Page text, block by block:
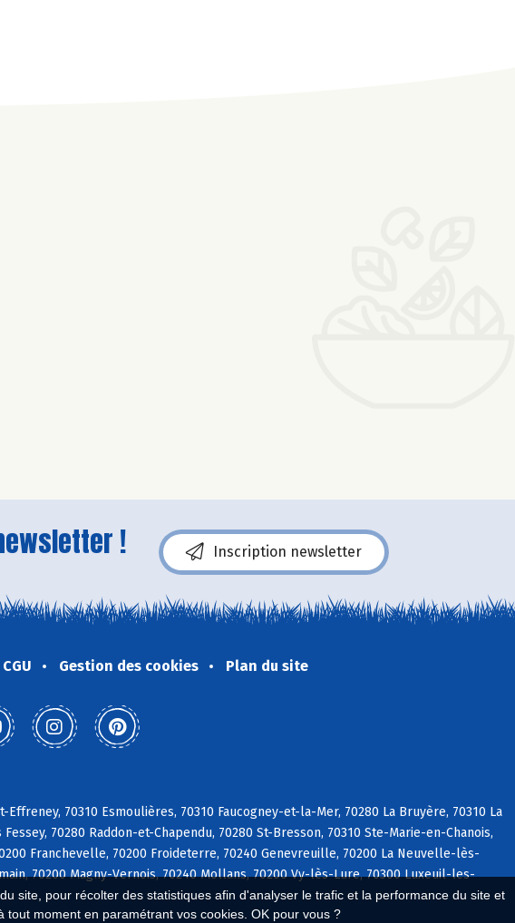
site, pour récolter des statistiques afin d'analyser le trafic et la performance du site et
moment en paramétrant vos cookies. OK pour vous ?
! Inscription newsletter
CGU Gestion des cookies Plan du site
70310 Esmoulières, 70310 Faucogney-et-la-Mer, 70280 La Bruyère, 70310 La
70280 Raddon-et-Chapendu, 70280 St-Bresson, 70310 Ste-Marie-en-Chanois,
Franchevelle, 70200 Froideterre, 70240 Genevreuille, 70200 La Neuvelle-lès-
70200 Magny-Vernois, 70240 Mollans, 70200 Vy-lès-Lure, 70300 Luxeuil-les-